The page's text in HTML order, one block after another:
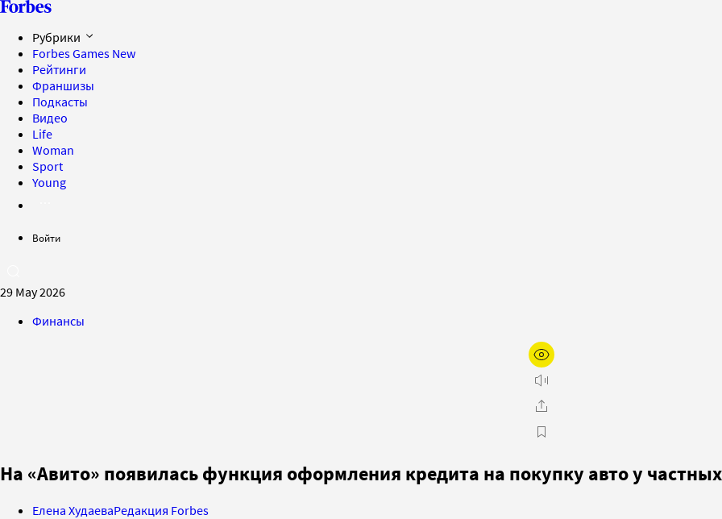
Рубрики
Forbes Games New
Рейтинги
Франшизы
Подкасты
Видео
Life
Woman
Sport
Young
Войти
29 May 2026
Финансы
На «Авито» появилась функция оформления кредита на покупку авто у
Елена ХудаеваРедакция Forbes